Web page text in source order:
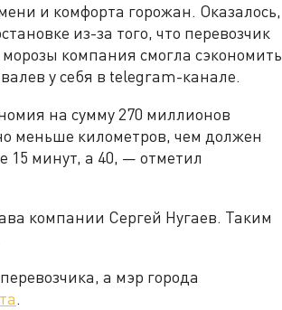
и комфорта горожан. Оказалось,
из-за того, что перевозчик
компания смогла сэкономить
у себя в telegram-канале.
на сумму 270 миллионов
меньше километров, чем должен
15 минут, а 40, — отметил
компании Сергей Нугаев. Таким
а мэр города
.